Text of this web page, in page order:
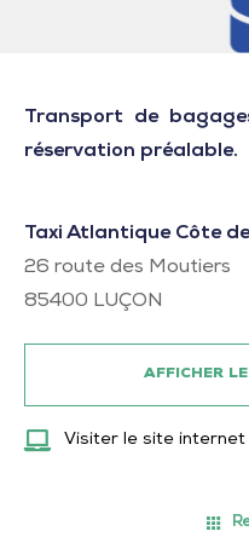
Transport de
réservation préalable.
Taxi Atlantique Côte
26 route des Moutiers
85400 LUÇON
AFFICHER
Visiter le site internet